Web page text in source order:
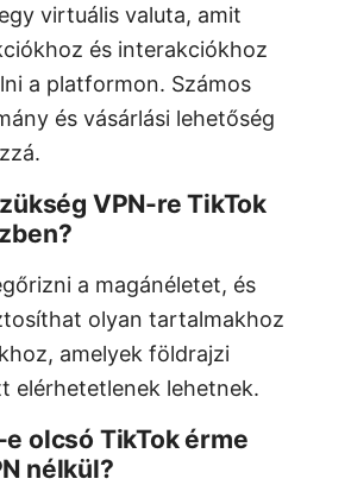
virtuális valuta, amit
és interakciókhoz
a platformon. Számos
és vásárlási lehetőség
VPN-re TikTok
a magánéletet, és
olyan tartalmakhoz
amelyek földrajzi
elérhetetlenek lehetnek.
olcsó TikTok érme
nélkül?